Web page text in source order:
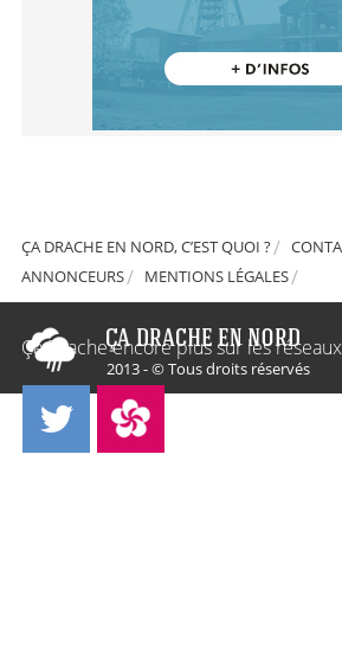
ÇA DRACHE EN NORD, C’EST QUOI ?
ANNONCEURS
MENTIONS LÉGALES
2013 - © Tous droits réservés
Ça Drache encore plus sur les